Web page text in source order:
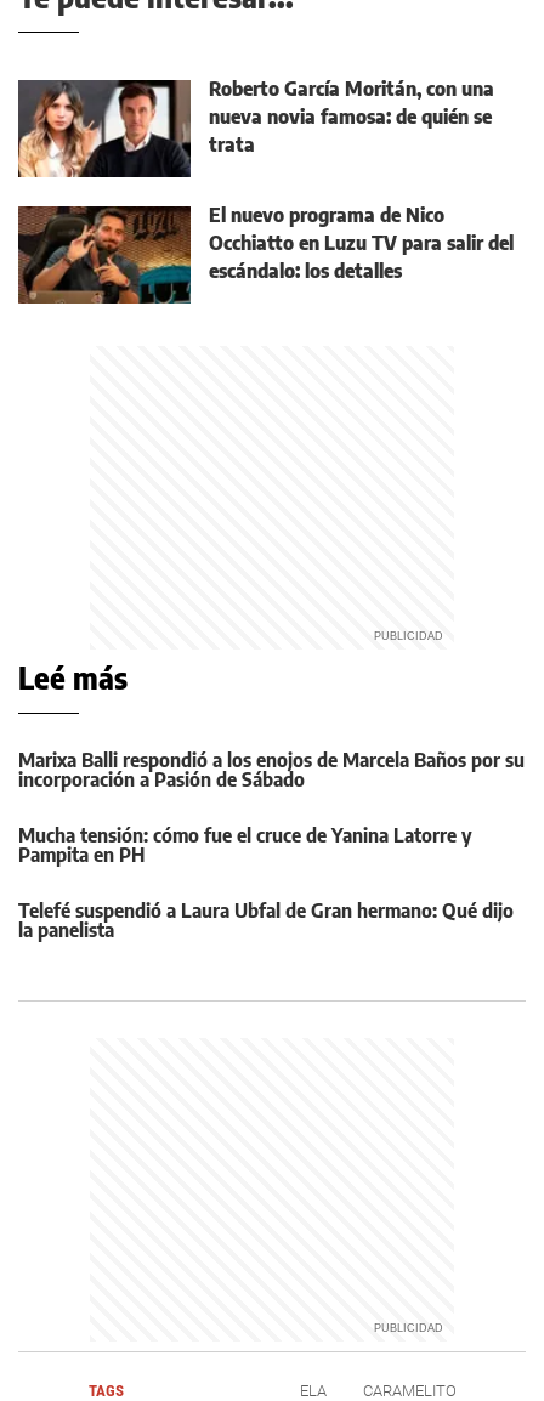
Roberto García Moritán, con una
nueva novia famosa: de quién se
trata
El nuevo programa de Nico
Occhiatto en Luzu TV para salir del
escándalo: los detalles
Leé más
Marixa Balli respondió a los enojos de Marcela Baños por su
incorporación a Pasión de Sábado
Mucha tensión: cómo fue el cruce de Yanina Latorre y
Pampita en PH
Telefé suspendió a Laura Ubfal de Gran hermano: Qué dijo
la panelista
TAGS ELA CARAMELITO